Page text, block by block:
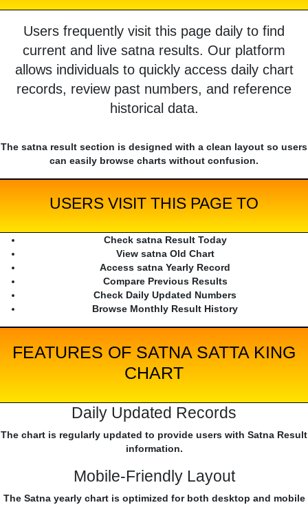
Users frequently visit this page daily to find
current and live satna results. Our platform
allows individuals to quickly access daily chart
records, review past numbers, and reference
historical data.
The satna result section is designed with a clean layout so users
can easily browse charts without confusion.
USERS VISIT THIS PAGE TO
Check satna Result Today
View satna Old Chart
Access satna Yearly Record
Compare Previous Results
Check Daily Updated Numbers
Browse Monthly Result History
FEATURES OF SATNA SATTA KING
CHART
Daily Updated Records
The chart is regularly updated to provide users with Satna Result
information.
Mobile-Friendly Layout
The Satna yearly chart is optimized for both desktop and mobile